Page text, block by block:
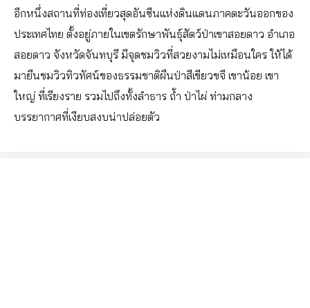
อีกหนึ่งสถานที่ท่องเที่ยวสุดอันซีนแห่งดินแดนภาคตะวันออกของ
ประเทศไทย ตั้งอยู่ภายในเขตรักษาพันธุ์สัตว์ป่าเขาสอยดาว อำเภอ
สอยดาว จังหวัดจันทบุรี มีจุดชมวิวที่สวยงามไม่เหมือนใคร ให้ได้
มายืนชมวิวทิวทัศน์ของธรรมชาติผืนป่าสีเขียวขจี เขาน้อย เขา
ใหญ่ ที่เรียงราย รวมไปถึงทั้งลำธาร ถ้ำ ป่าไผ่ ท่ามกลาง
บรรยากาศที่เงียบสงบน่าปล่อยตัว